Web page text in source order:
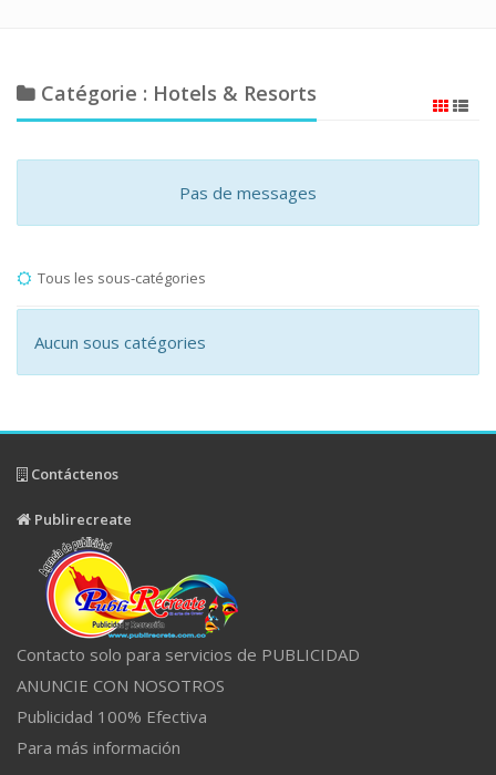
Catégorie : Hotels & Resorts
Pas de messages
Tous les sous-catégories
Aucun sous catégories
Contáctenos
Publirecreate
Contacto solo para servicios de PUBLICIDAD
ANUNCIE CON NOSOTROS
Publicidad 100% Efectiva
Para más información